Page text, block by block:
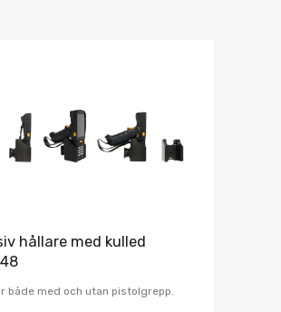
hållare med kulled
både med och utan pistolgrepp.